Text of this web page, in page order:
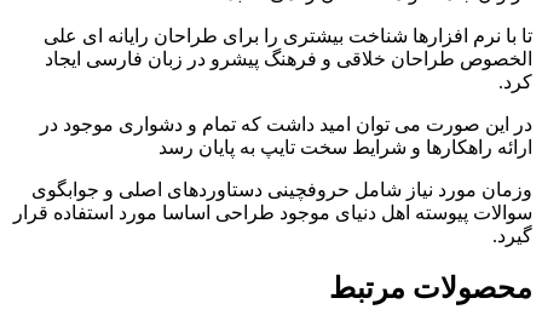
تا با نرم افزارها شناخت بیشتری را برای طراحان رایانه ای علی
الخصوص طراحان خلاقی و فرهنگ پیشرو در زبان فارسی ایجاد
کرد.
در این صورت می توان امید داشت که تمام و دشواری موجود در
ارائه راهکارها و شرایط سخت تایپ به پایان رسد
وزمان مورد نیاز شامل حروفچینی دستاوردهای اصلی و جوابگوی
سوالات پیوسته اهل دنیای موجود طراحی اساسا مورد استفاده قرار
گیرد.
محصولات مرتبط